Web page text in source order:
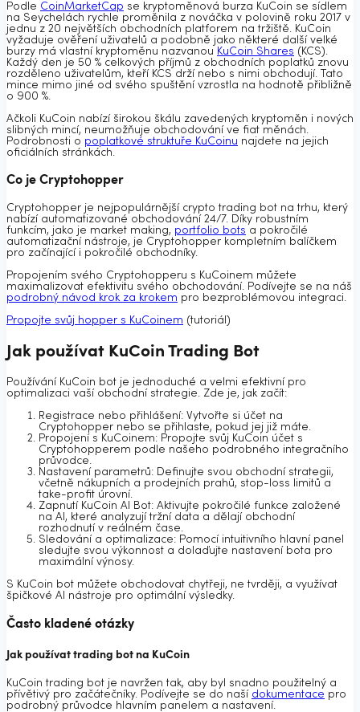
Podle CoinMarketCap se kryptoměnová burza KuCoin se sídlem
na Seychelách rychle proměnila z nováčka v polovině roku 2017 v
jednu z 20 největších obchodních platforem na tržiště. KuCoin
vyžaduje ověření uživatelů a podobně jako některé další velké
burzy má vlastní kryptoměnu nazvanou KuCoin Shares (KCS).
Každý den je 50 % celkových příjmů z obchodních poplatků znovu
rozděleno uživatelům, kteří KCS drží nebo s nimi obchodují. Tato
mince mimo jiné od svého spuštění vzrostla na hodnotě přibližně
o 900 %.
Ačkoli KuCoin nabízí širokou škálu zavedených kryptoměn i nových
slibných mincí, neumožňuje obchodování ve fiat měnách.
Podrobnosti o poplatkové struktuře KuCoinu najdete na jejich
oficiálních stránkách.
Co je Cryptohopper
Cryptohopper je nejpopulárnější crypto trading bot na trhu, který
nabízí automatizované obchodování 24/7. Díky robustním
funkcím, jako je market making, portfolio bots a pokročilé
automatizační nástroje, je Cryptohopper kompletním balíčkem
pro začínající i pokročilé obchodníky.
Propojením svého Cryptohopperu s KuCoinem můžete
maximalizovat efektivitu svého obchodování. Podívejte se na náš
podrobný návod krok za krokem pro bezproblémovou integraci.
Propojte svůj hopper s KuCoinem (tutoriál)
Jak používat KuCoin Trading Bot
Používání KuCoin bot je jednoduché a velmi efektivní pro
optimalizaci vaší obchodní strategie. Zde je, jak začít:
Registrace nebo přihlášení: Vytvořte si účet na
Cryptohopper nebo se přihlaste, pokud jej již máte.
Propojení s KuCoinem: Propojte svůj KuCoin účet s
Cryptohopperem podle našeho podrobného integračního
průvodce.
Nastavení parametrů: Definujte svou obchodní strategii,
včetně nákupních a prodejních prahů, stop-loss limitů a
take-profit úrovní.
Zapnutí KuCoin AI Bot: Aktivujte pokročilé funkce založené
na AI, které analyzují tržní data a dělají obchodní
rozhodnutí v reálném čase.
Sledování a optimalizace: Pomocí intuitivního hlavní panel
sledujte svou výkonnost a dolaďujte nastavení bota pro
maximální výnosy.
S KuCoin bot můžete obchodovat chytřeji, ne tvrději, a využívat
špičkové AI nástroje pro optimální výsledky.
Často kladené otázky
Jak používat trading bot na KuCoin
KuCoin trading bot je navržen tak, aby byl snadno použitelný a
přívětivý pro začátečníky. Podívejte se do naší dokumentace pro
podrobný průvodce hlavním panelem a nastavení.